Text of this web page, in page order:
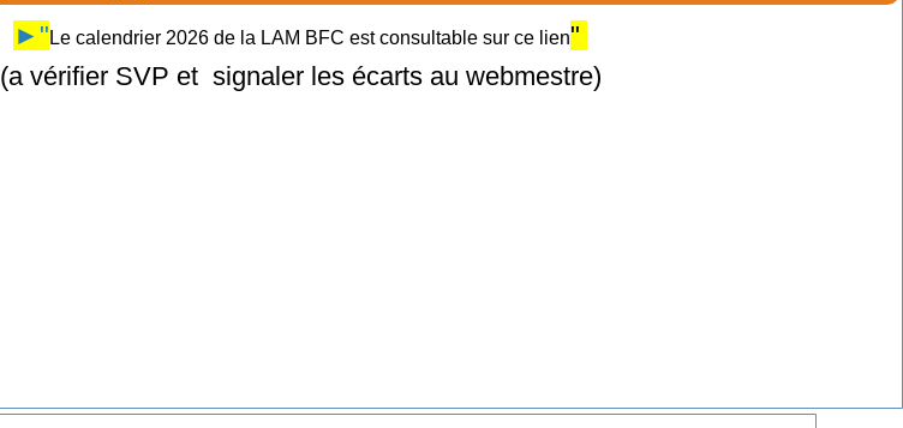
►" Le calendrier 2026 de la LAM BFC est consultable sur ce lien"
(a vérifier SVP et signaler les écarts au webmestre)